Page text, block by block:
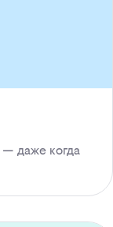
— даже когда